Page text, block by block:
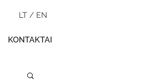
LT / EN
KONTAKTAI